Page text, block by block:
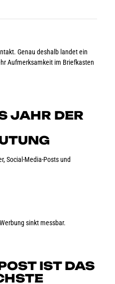
Genau deshalb landet ein
Aufmerksamkeit im Briefkasten
JAHR DER
Social-Media-Posts und
sinkt messbar.
IST DAS